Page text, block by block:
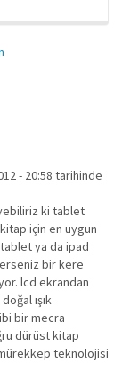
- 20:58 tarihinde
ki tablet
için en uygun
ya da ipad
bir kere
lcd ekrandan
ışık
bir mecra
dürüst kitap
teknolojisi